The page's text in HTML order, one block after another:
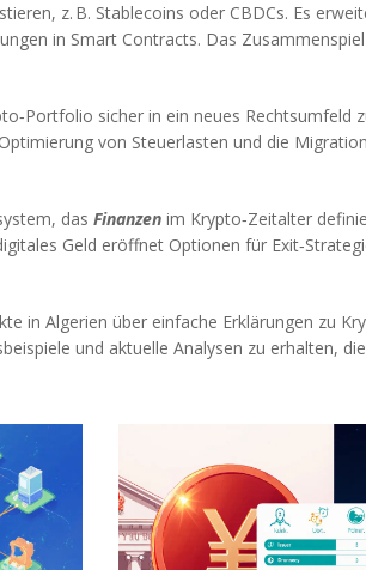
z. B. Stablecoins oder CBDCs. Es
in Smart Contracts. Das
sicher in ein neues Rechtsumfeld
von Steuerlasten und die
das Finanzen im Krypto‑Zeitalter
Geld eröffnet Optionen für
in Algerien über einfache Erklärungen zu
und aktuelle Analysen zu erhalten,